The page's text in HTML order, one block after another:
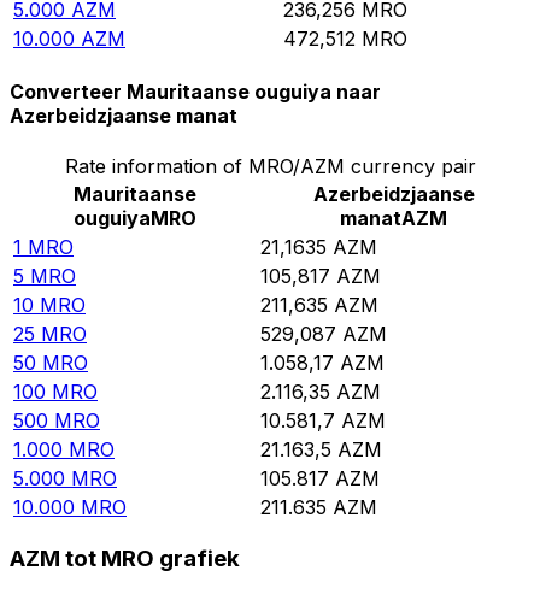
5.000 AZM 236,256 MRO
10.000 AZM 472,512 MRO
Converteer Mauritaanse ouguiya naar
Azerbeidzjaanse manat
Rate information of MRO/AZM currency pair
Mauritaanse
ouguiyaMRO
Azerbeidzjaanse
manatAZM
1 MRO 21,1635 AZM
5 MRO 105,817 AZM
10 MRO 211,635 AZM
25 MRO 529,087 AZM
50 MRO 1.058,17 AZM
100 MRO 2.116,35 AZM
500 MRO 10.581,7 AZM
1.000 MRO 21.163,5 AZM
5.000 MRO 105.817 AZM
10.000 MRO 211.635 AZM
AZM tot MRO grafiek